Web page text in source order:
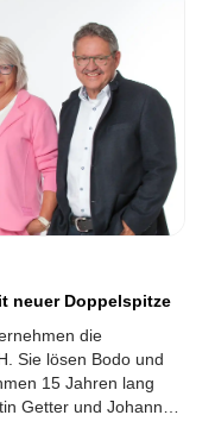
neuer Doppelspitze
die
Sie lösen Bodo und
15 Jahren lang